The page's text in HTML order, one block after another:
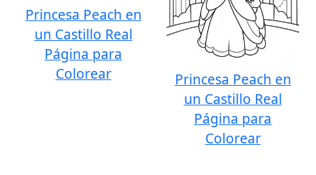
Princesa Peach en
un Castillo Real
Página para
Colorear
Princesa Peach en
un Castillo Real
Página para
Colorear